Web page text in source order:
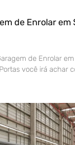
de Enrolar em
de Enrolar
você irá achar